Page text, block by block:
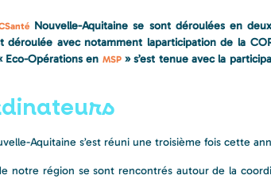
Nouvelle-Aquitaine se sont déroulées en
déroulée avec notamment laparticipation de la
Eco-Opérations en MSP» s’est tenue avec la
Aquitaine s’est réuni une troisième fois cette
notre région se sont rencontrés autour de la